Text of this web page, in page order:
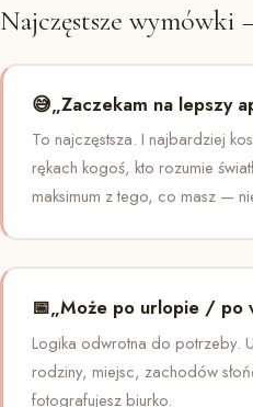
Najczęstsze wymówki
😅„Zaczekam na lepszy
To najczęstsza. I najbardziej
rękach kogoś, kto rozumie
maksimum z tego, co masz —
📅„Może po urlopie / po
Logika odwrotna do potrzeby.
rodziny, miejsc, zachodów
fotografujesz biurko.